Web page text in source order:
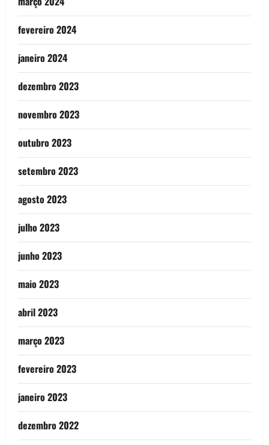
fevereiro 2024
janeiro 2024
dezembro 2023
novembro 2023
outubro 2023
setembro 2023
agosto 2023
julho 2023
junho 2023
maio 2023
abril 2023
março 2023
fevereiro 2023
janeiro 2023
dezembro 2022